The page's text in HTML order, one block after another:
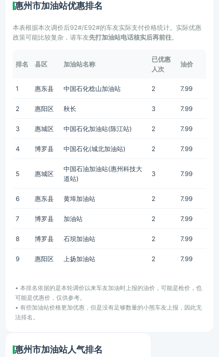
惠州市加油站优惠排名
本表根据本次调价后92#/E92#的车友实际支付价格统计。实际优惠
政策可能比较复杂，请车友先打加油站电话核实后再前往。
排名 县区 加油站名称
已优惠
人次
油价
1 惠东县 中国石化稔山加油站 2 7.99
2 惠阳区 秋长 3 7.99
3 惠城区 中国石化加油站(陈江站) 2 7.99
4 博罗县 中国石化(城北加油站) 2 7.99
5 惠城区
中国石油加油站(惠州科技大
道站)
3 7.99
6 惠东县 黄埠加油站 2 7.99
7 博罗县 加油站 2 7.99
8 博罗县 石坝加油站 2 7.99
9 惠阳区 上扬加油站 2 7.99
• 本排名依据的是本轮调价以来车友加油时上报的油价，可能是枪价，也
可能是优惠价，仅供参考。
• 有些加油站价格更加优惠，但是没有足够数量的小熊车友上报，因此无
法排名。
惠州市加油站人气排名